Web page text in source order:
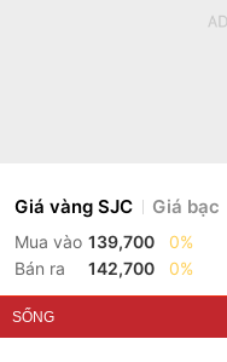
Giá vàng SJC Giá bạc
Mua vào 139,700
0%
Bán ra
142,700 0%
SỐNG